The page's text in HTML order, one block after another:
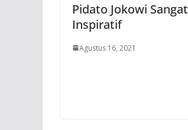
Pidato Jokowi Sangat
Inspiratif
Agustus 16, 2021